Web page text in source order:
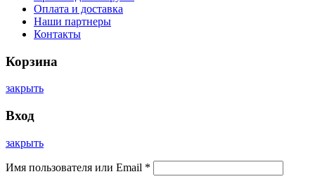
Оплата и доставка
Наши партнеры
Контакты
Корзина
закрыть
Вход
закрыть
Имя пользователя или Email *